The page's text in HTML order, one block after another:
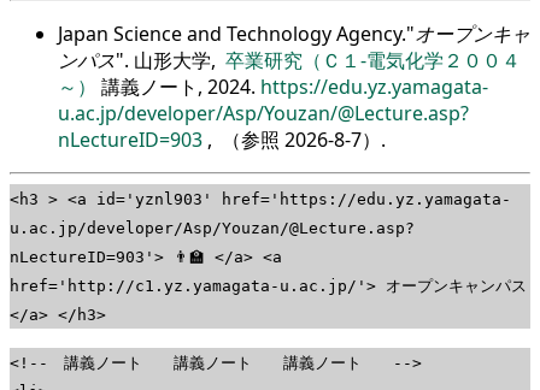
Japan Science and Technology Agency. オープンキャ
ンパス . 山形大学, 卒業研究（Ｃ１-電気化学２００４
～） 講義ノート, 2024. https://edu.yz.yamagata-
u.ac.jp/developer/Asp/Youzan/@Lecture.asp?
nLectureID=903 , （参照 2026-8-7）.
<h3 > <a id='yznl903' href='https://edu.yz.yamagata-
u.ac.jp/developer/Asp/Youzan/@Lecture.asp?
nLectureID=903'> 👨‍🏫 </a> <a
href='http://c1.yz.yamagata-u.ac.jp/'> オープンキャンパス
</a> </h3>
<!-- 講義ノート 講義ノート 講義ノート -->